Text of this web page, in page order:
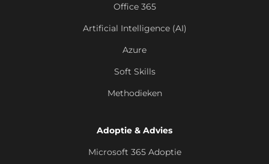
Office 365
Artificial Intelligence (AI)
Azure
Soft Skills
Methodieken
Adoptie & Advies
Microsoft 365 Adoptie